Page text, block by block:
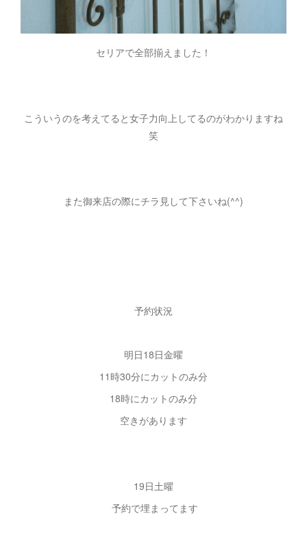
セリアで全部揃えました！
こういうのを考えてると女子力向上してるのがわかりますね
笑
また御来店の際にチラ見して下さいね(^^)
予約状況
明日18日金曜
11時30分にカットのみ分
18時にカットのみ分
空きがあります
19日土曜
予約で埋まってます